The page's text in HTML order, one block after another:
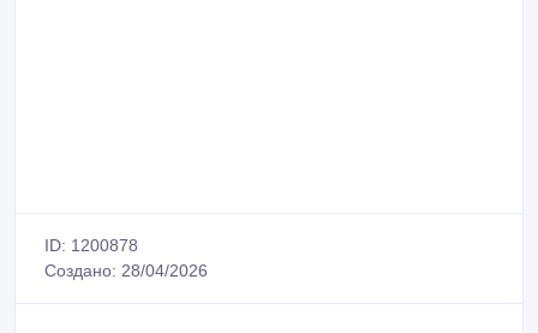
ID: 1200878
Создано: 28/04/2026